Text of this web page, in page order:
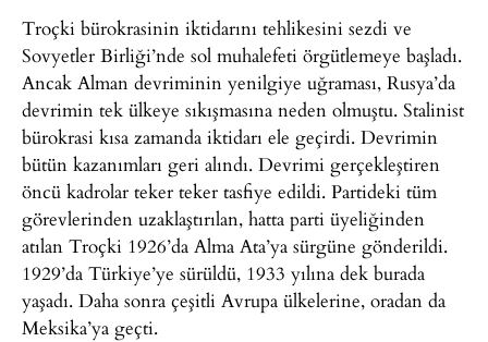
Troçki bürokrasinin iktidarını tehlikesini sezdi ve
Sovyetler Birliği’nde sol muhalefeti örgütlemeye başladı.
Ancak Alman devriminin yenilgiye uğraması, Rusya’da
devrimin tek ülkeye sıkışmasına neden olmuştu. Stalinist
bürokrasi kısa zamanda iktidarı ele geçirdi. Devrimin
bütün kazanımları geri alındı. Devrimi gerçekleştiren
öncü kadrolar teker teker tasfiye edildi. Partideki tüm
görevlerinden uzaklaştırılan, hatta parti üyeliğinden
atılan Troçki 1926’da Alma Ata’ya sürgüne gönderildi.
1929’da Türkiye’ye sürüldü, 1933 yılına dek burada
yaşadı. Daha sonra çeşitli Avrupa ülkelerine, oradan da
Meksika’ya geçti.